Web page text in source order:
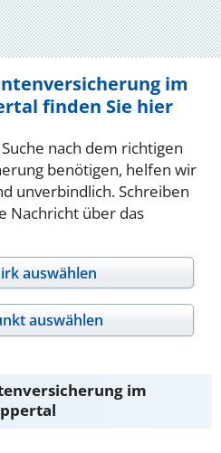
im
finden Sie hier
nach dem richtigen
benötigen, helfen wir
unverbindlich. Schreiben
Nachricht über das
auswählen
auswählen
im